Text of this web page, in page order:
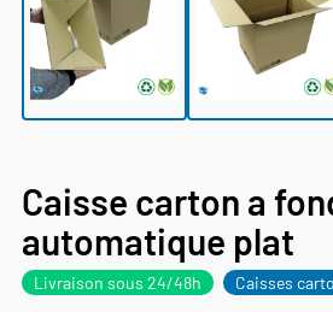
Caisse carton a
automatique plat
Livraison sous 24/48h Caisses